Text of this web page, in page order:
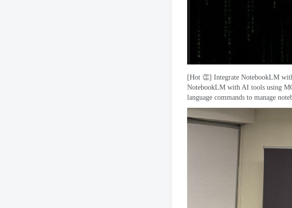
[Hot 👏] Integrate NotebookLM
NotebookLM with AI tools using
language commands to manage